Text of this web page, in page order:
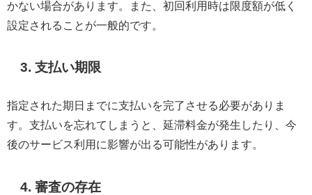
かない場合があります。また、初回利用時は限度額が低く
設定されることが一般的です。
3. 支払い期限
指定された期日までに支払いを完了させる必要がありま
す。支払いを忘れてしまうと、延滞料金が発生したり、今
後のサービス利用に影響が出る可能性があります。
4. 審査の存在